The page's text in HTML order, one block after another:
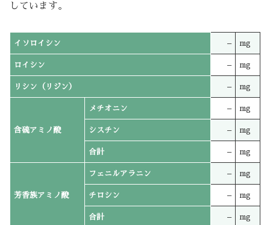
しています。
イソロイシン – mg
ロイシン – mg
リシン（リジン） – mg
含硫アミノ酸
メチオニン – mg
シスチン – mg
合計 – mg
芳香族アミノ酸
フェニルアラニン – mg
チロシン – mg
合計 – mg